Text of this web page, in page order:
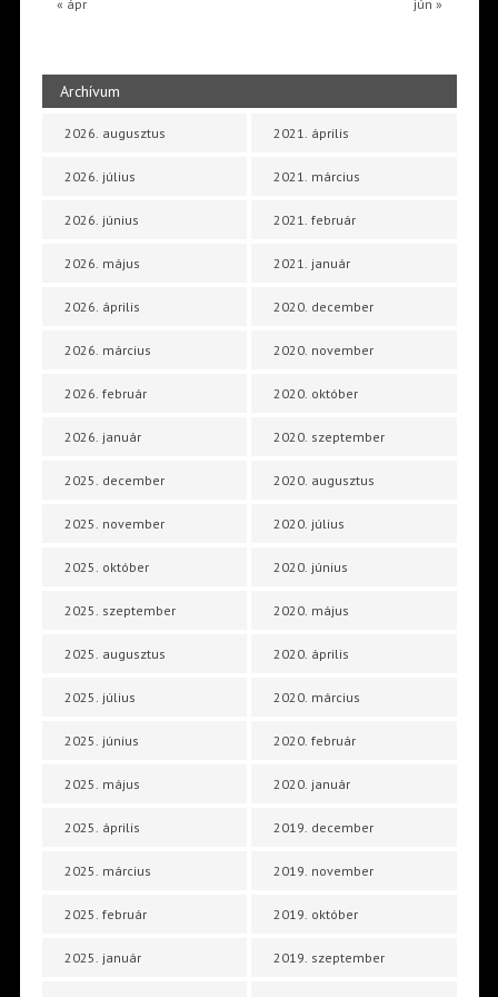
« ápr jún »
Archívum
2026. augusztus
2026. július
2026. június
2026. május
2026. április
2026. március
2026. február
2026. január
2025. december
2025. november
2025. október
2025. szeptember
2025. augusztus
2025. július
2025. június
2025. május
2025. április
2025. március
2025. február
2025. január
2021. április
2021. március
2021. február
2021. január
2020. december
2020. november
2020. október
2020. szeptember
2020. augusztus
2020. július
2020. június
2020. május
2020. április
2020. március
2020. február
2020. január
2019. december
2019. november
2019. október
2019. szeptember